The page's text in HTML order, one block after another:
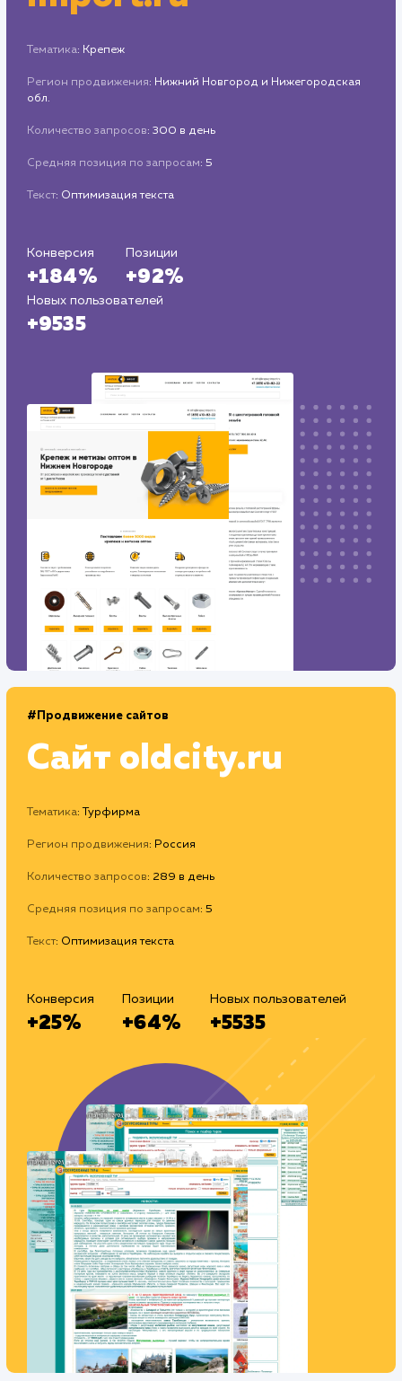
#Контекстная реклама
Сайт
import.ru
Тематика : Крепеж
Количество запросов: 300 в день
Средняя позиция по запросам
Текст: Оптимизация текста
+184% +92%
Новых пользователей
+9535
#Продвижение сайтов
Сайтoldcity.ru
Тематика : Турфирма
Количество запросов : 289 в день
Средняя позиция по запросам: 5
Текст: Оптимизация текста
Конверсия
+25%
Позиции
+64%
Новых пользователей
+5535